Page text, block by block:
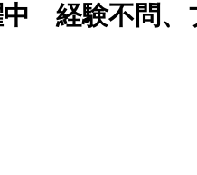
経験不問、